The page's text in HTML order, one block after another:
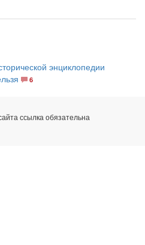
энциклопедии
6
ссылка обязательна